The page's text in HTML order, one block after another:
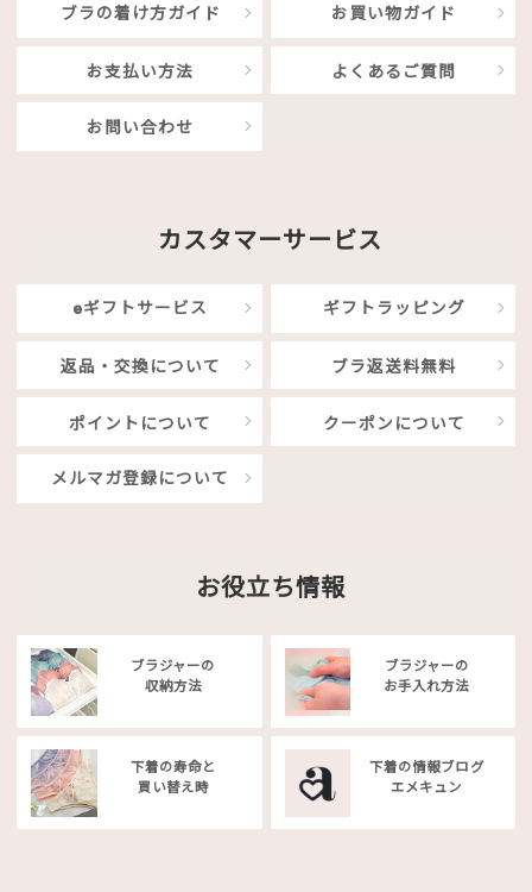
ブラの着け方ガイド お買い物ガイド
お支払い方法 よくあるご質問
お問い合わせ
カスタマーサービス
eギフトサービス ギフトラッピング
返品・交換について ブラ返送料無料
ポイントについて クーポンについて
メルマガ登録について
お役立ち情報
ブラジャーの
収納方法
ブラジャーの
お手入れ方法
下着の寿命と
買い替え時
下着の情報ブログ
エメキュン